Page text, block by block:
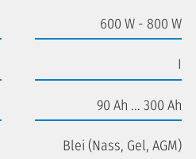
600 W - 800 W
I
90 Ah ... 300 Ah
Blei (Nass, Gel, AGM)